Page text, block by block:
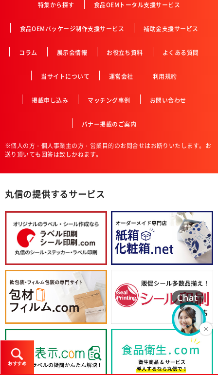
おすすめ
特集から探す 食品OEMトータル支援サービス
食品OEMパッケージ制作支援サービス 補助金支援サービス
コラム 展示会情報 お役立ち資料 よくある質問
当サイトについて 運営会社 利用規約
掲載申し込み マッチング事例 お問い合わせ
バナー掲載のご案内
※個人の方・個人事業主の方・営業目的のお問合せはお断りいたします。お
送り頂いても回答は致しかねます。
丸信の提供するサービス